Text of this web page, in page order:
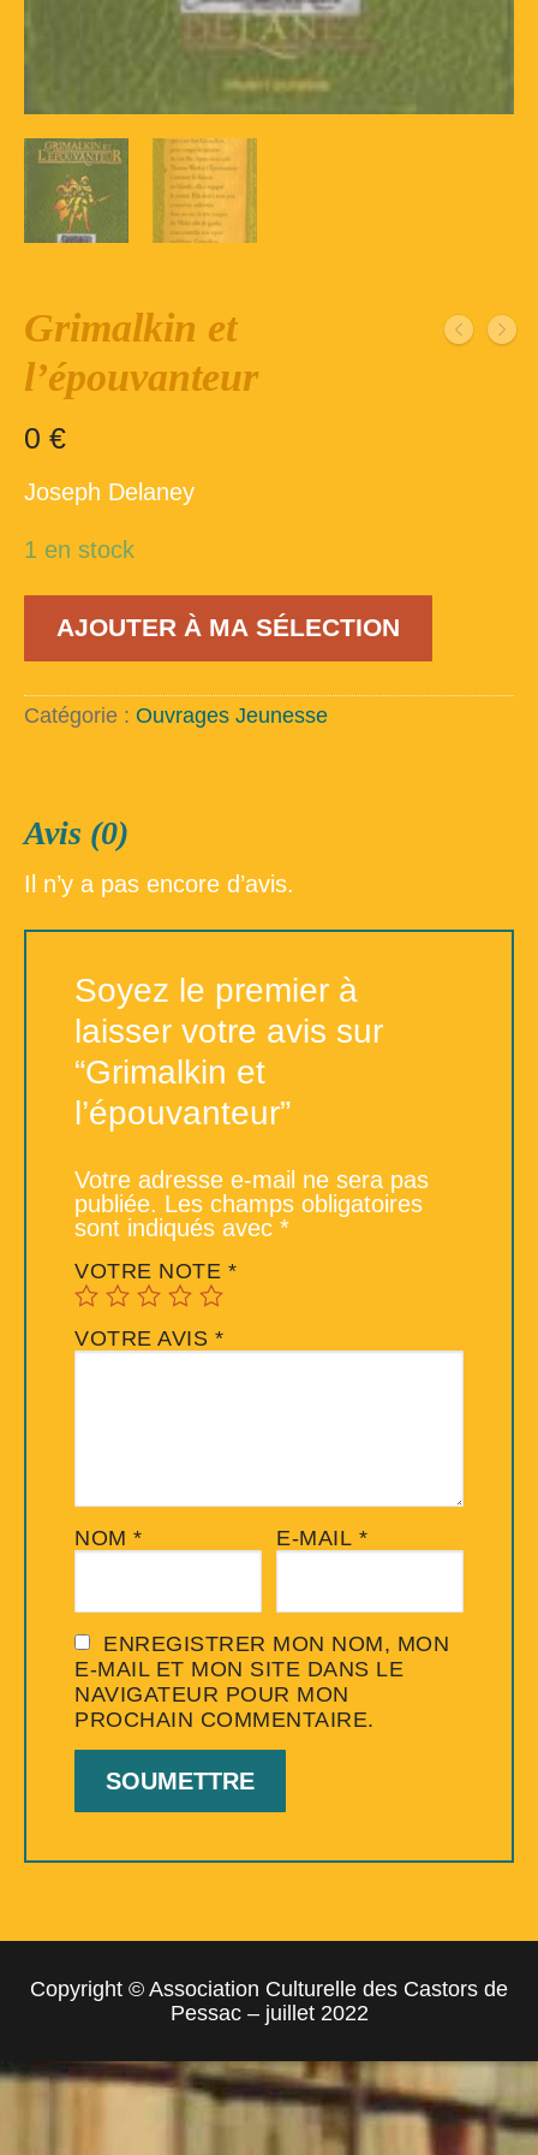
Inscription – club de lecture – Echecs
Nos suggestions
Répertoire du fonds de la bibliothèque –
Répertoire du fonds de la Bibliothèque –
Déconnexion
Grimalkin et
l’épouvanteur
0 €
Joseph Delaney
1 en stock
Grimalkin
l'épouvanteur
AJOUTER À MA SÉLECTION
Catégorie : Ouvrages Jeunesse
Avis (0)
Il n’y a pas encore d’avis.
Soyez le premier à
laisser votre avis sur
“Grimalkin et
l’épouvanteur”
Votre adresse e-mail ne sera pas
publiée. Les champs obligatoires
sont indiqués avec *
VOTRE NOTE *
VOTRE AVIS *
NOM * E-MAIL *
ENREGISTRER MON NOM, MON
E-MAIL ET MON SITE DANS LE
NAVIGATEUR POUR MON
PROCHAIN COMMENTAIRE.
Copyright © Association Culturelle des Castors de
Pessac – juillet 2022